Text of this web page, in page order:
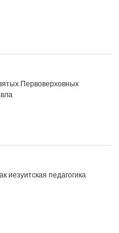
Первоверховных
иезуитская педагогика